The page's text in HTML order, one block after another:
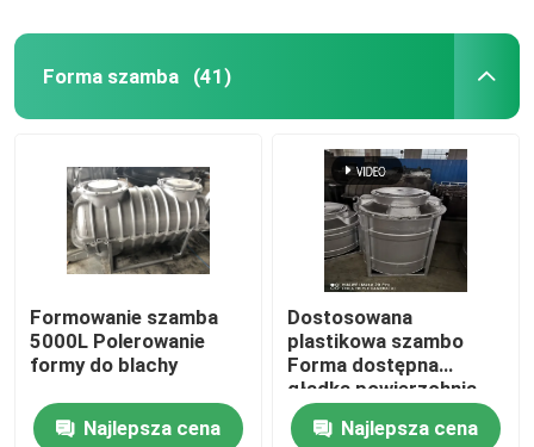
Forma szamba (41)
Formowanie szamba
5000L Polerowanie
formy do blachy
Najlepsza cena
Dostosowana
plastikowa szambo
Forma dostępna
gładka powierzchnia
Najlepsza cena